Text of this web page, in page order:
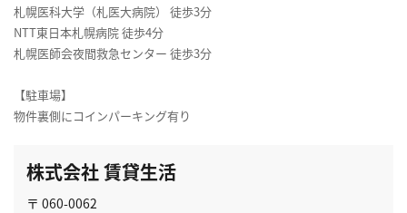
札幌医科大学（札医大病院） 徒歩3分
NTT東日本札幌病院 徒歩4分
札幌医師会夜間救急センター 徒歩3分
【駐車場】
物件裏側にコインパーキング有り
株式会社 賃貸生活
〒 060-0062